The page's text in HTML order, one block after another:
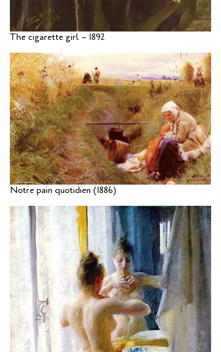
The cigarette girl – 1892
Notre pain quotidien (1886)